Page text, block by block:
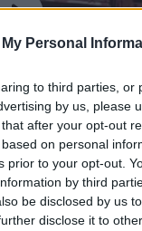
Personal
to third parties, or
by us, please
after your opt-out
on personal
prior to your opt-out.
by third
be disclosed by us
disclose it to